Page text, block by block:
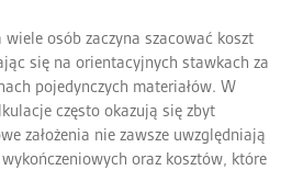
wiele osób zaczyna szacować koszt
się na orientacyjnych stawkach za
pojedynczych materiałów. W
często okazują się zbyt
założenia nie zawsze uwzględniają
oraz kosztów, które